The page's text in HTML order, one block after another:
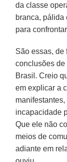
da classe
branca, pálida
para
São essas, de
conclusões de
Brasil. Creio
em explicar a
incapacidade
Que ele não
meios de
adiante em